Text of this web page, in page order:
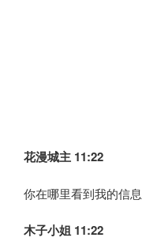
花漫城主 11:22
你在哪里看到我的信息
木子小姐 11:22